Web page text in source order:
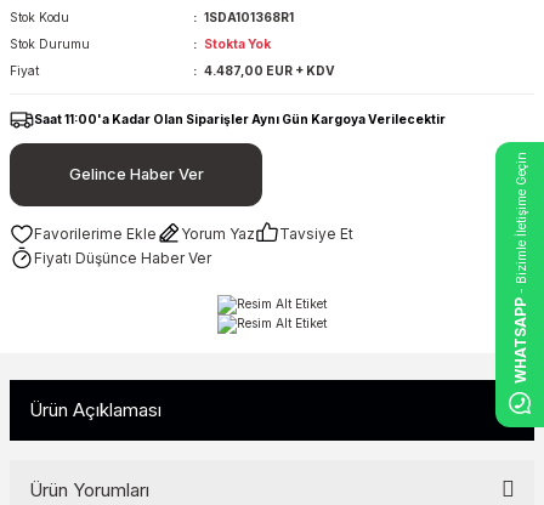
Stok Kodu
1SDA101368R1
Stok Durumu
Stokta Yok
Fiyat
4.487,00 EUR + KDV
Saat 11:00'a Kadar Olan Siparişler Aynı Gün Kargoya Verilecektir
Gelince Haber Ver
Yorum Yaz
Tavsiye Et
Fiyatı Düşünce Haber Ver
Ürün Açıklaması
Ürün Yorumları
WHATSAPP
- Bizimle İletişime Geçin